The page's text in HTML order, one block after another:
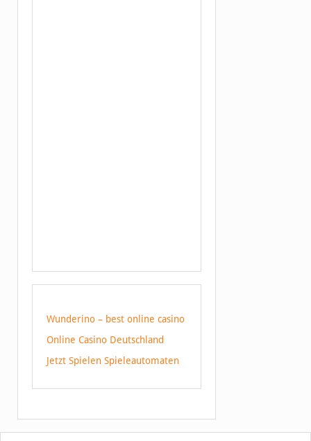
Wunderino – best online casino
Online Casino Deutschland
Jetzt Spielen Spieleautomaten